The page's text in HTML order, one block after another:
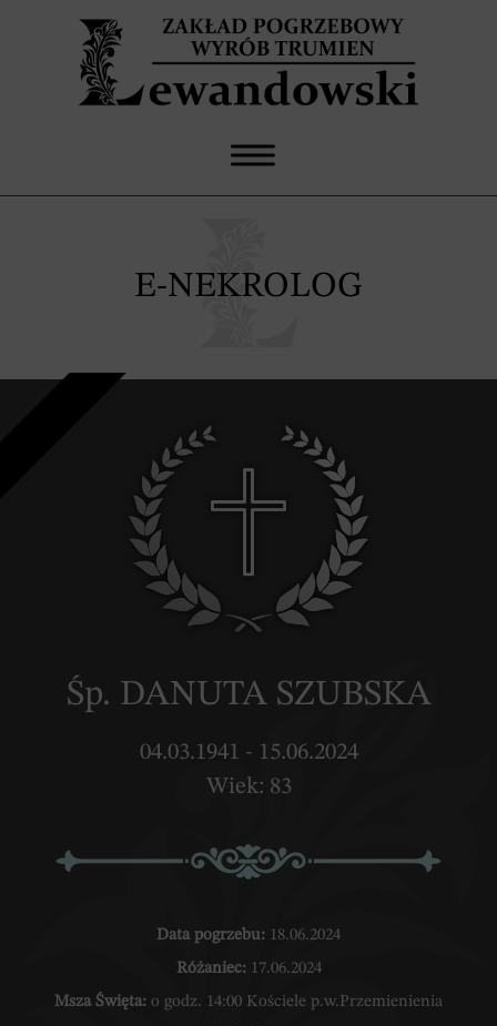
E-NEKROLOG
Śp. DANUTA SZUBSKA
04.03.1941 - 15.06.2024
Wiek: 83
Data pogrzebu: 18.06.2024
Różaniec: 17.06.2024
Msza Święta: o godz. 14:00 Kościele p.w.Przemienienia